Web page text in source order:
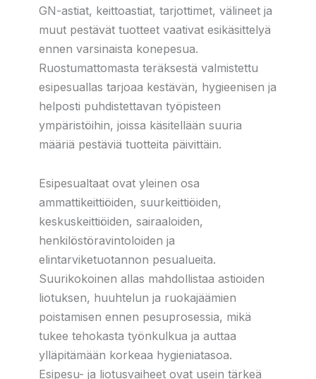
GN-astiat, keittoastiat, tarjottimet, välineet ja
muut pestävät tuotteet vaativat esikäsittelyä
ennen varsinaista konepesua.
Ruostumattomasta teräksestä valmistettu
esipesuallas tarjoaa kestävän, hygieenisen ja
helposti puhdistettavan työpisteen
ympäristöihin, joissa käsitellään suuria
määriä pestäviä tuotteita päivittäin.
Esipesualtaat ovat yleinen osa
ammattikeittiöiden, suurkeittiöiden,
keskuskeittiöiden, sairaaloiden,
henkilöstöravintoloiden ja
elintarviketuotannon pesualueita.
Suurikokoinen allas mahdollistaa astioiden
liotuksen, huuhtelun ja ruokajäämien
poistamisen ennen pesuprosessia, mikä
tukee tehokasta työnkulkua ja auttaa
ylläpitämään korkeaa hygieniatasoa.
Esipesu- ja liotusvaiheet ovat usein tärkeä